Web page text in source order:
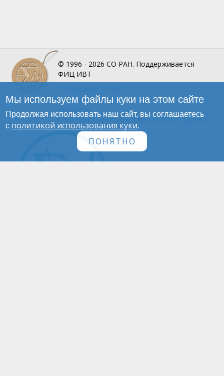
© 1996 - 2026 СО РАН. Поддерживается
ФИЦ ИВТ
Инфографика
Политика обработки персональных данных
Мы используем файлы куки на этом сайте
Продолжая использовать наш сайт, вы соглашаетесь
с политикой использования куки.
ПОНЯТНО